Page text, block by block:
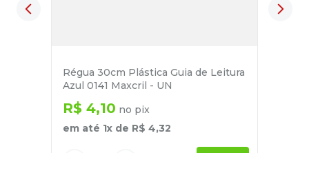
Régua 30cm Plástica Guia de Leitura
Azul 0141 Maxcril - UN
R$ 4,10 no pix
em até 1x de R$ 4,32